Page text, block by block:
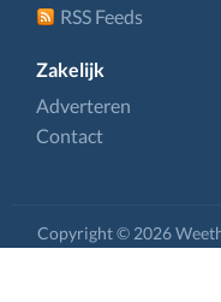
RSS Feeds
Zakelijk
Adverteren
Contact
Copyright © 2026